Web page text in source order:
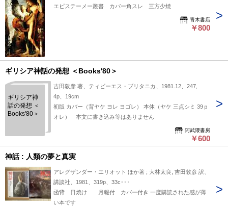
エピステーメー叢書 カバー角スレ 三方少焼
青木書店
￥800
ギリシア神話の発想 ＜Books'80＞
ギリシア神
話の発想 ＜
Books'80＞
吉田敦彦 著、ティビーエス・ブリタニカ、1981.12、247,
4p、19cm
初版 カバー（背ヤケ ヨレ ヨゴレ） 本体（ヤケ 三点シミ 39ｐ
オレ） 本文に書き込み等はありません
阿武隈書房
￥600
神話 : 人類の夢と真実
アレグザンダー・エリオット ほか著 ; 大林太良, 吉田敦彦 訳、
講談社、1981、319p、33c･･･
函背 日焼け 月報付 カバー付き 一度購読された感が薄
い本です